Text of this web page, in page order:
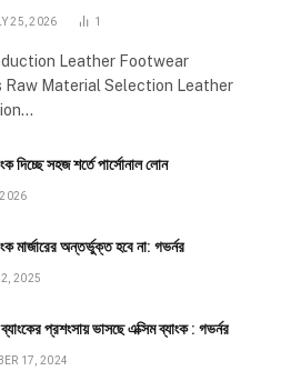
25, 2026 1
Leather Footwear
Material Selection Leather
দিচ্ছে সহজ শর্তে পার্সোনাল লোন
মার্জারের অন্তর্ভুক্ত হবে না: গভর্নর
2, 2025
ব্যাংকের প্রশংসায় ভাসছে এক্সিম ব্যাংক : গভর্নর
17, 2024